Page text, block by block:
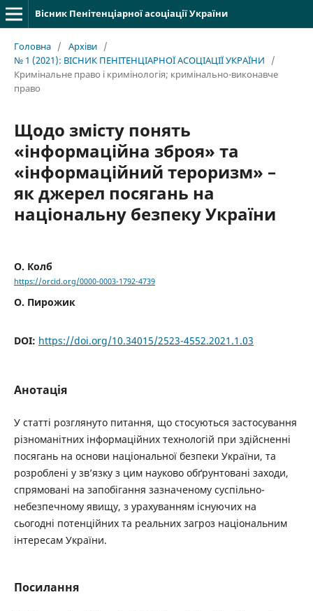
Вісник Пенітенціарної асоціації України
Головна / Архіви /
№ 1 (2021): ВІСНИК ПЕНІТЕНЦІАРНОЇ АСОЦІАЦІЇ УКРАЇНИ
/
Кримінальне право і кримінологія; кримінально-виконавче
право
Щодо змісту понять
«інформаційна зброя» та
«інформаційний тероризм» –
як джерел посягань на
національну безпеку України
О. Колб
https://orcid.org/0000-0003-1792-4739
О. Пирожик
DOI: https://doi.org/10.34015/2523-4552.2021.1.03
Анотація
У статті розглянуто питання, що стосуються застосування
різноманітних інформаційних технологій при здійсненні
посягань на основи національної безпеки України, та
розроблені у зв’язку з цим науково обґрунтовані заходи,
спрямовані на запобігання зазначеному суспільно-
небезпечному явищу, з урахуванням існуючих на
сьогодні потенційних та реальних загроз національним
інтересам України.
Посилання